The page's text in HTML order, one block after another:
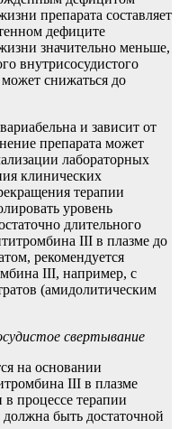
препарата составляет
дефиците
значительно меньше,
внутрисосудистого
снижаться до
и зависит от
препарата может
лабораторных
клинических
терапии
уровень
длительного
III в плазме до
рекомендуется
III, например, с
(амидолитическим
свертывание
на основании
III в плазме
в процессе терапии
быть достаточной